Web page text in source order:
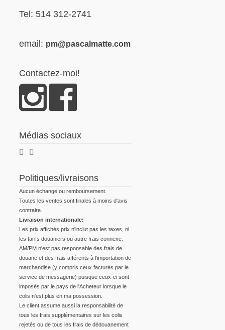
Tel: 514 312-2741
email: pm@pascalmatte.com
Contactez-moi!
Médias sociaux
Politiques/livraisons
Aucun échange ou remboursement.
Toutes les ventes sont finales à moins d'avis
contraire.
Livraison internationale:
Les prix affichés prix n'inclut pas les taxes, ni
les tarifs douaniers ou autre frais connexe.
AM/PM n'est pas responsable des frais de
douane et des frais afférents à l'importation de
marchandise (y compris ceux facturés par le
service de messagerie) puisque ceux-ci sont
imposés par le pays de l'Acheteur lorsque le
colis n'est plus en ma possession.
Le client assume aussi la responsabilité de
tous les frais supplémentaires sur les colis
rejetés ou de tous les frais de dédouanement